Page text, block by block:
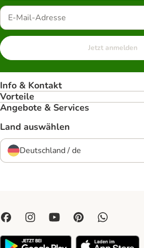
Jetzt anmelden
Info & Kontakt
Vorteile
Angebote & Services
Land auswählen
Deutschland / de